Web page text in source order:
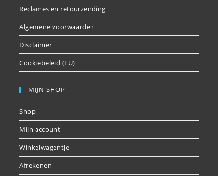
Reclames en retourzending
Algemene voorwaarden
Disclaimer
Cookiebeleid (EU)
MIJN SHOP
Shop
Mijn account
Winkelwagentje
Afrekenen